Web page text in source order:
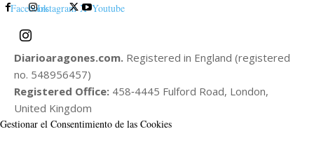
FacebookInstagram X Youtube
Diarioaragones.com. Registered in England (registered
no. 548956457)
Registered Office: 458‑4445 Fulford Road, London,
United Kingdom
Gestionar el Consentimiento de las Cookies